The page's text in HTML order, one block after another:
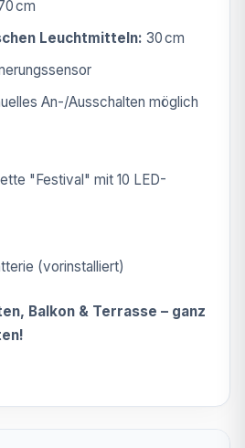
cm
Leuchtmitteln: 30 cm
An-/Ausschalten möglich
"Festival" mit 10 LED-
(vorinstalliert)
Balkon & Terrasse – ganz